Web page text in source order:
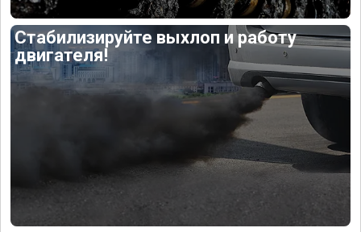
Стабилизируйте выхлоп и работу
двигателя!